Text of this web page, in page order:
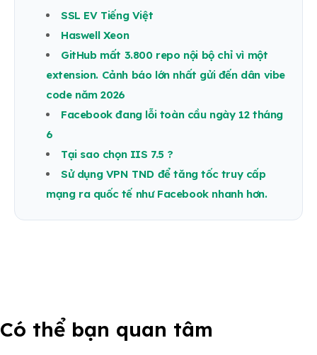
SSL EV Tiếng Việt
Haswell Xeon
GitHub mất 3.800 repo nội bộ chỉ vì một
extension. Cảnh báo lớn nhất gửi đến dân vibe
code năm 2026
Facebook đang lỗi toàn cầu ngày 12 tháng
6
Tại sao chọn IIS 7.5 ?
Sử dụng VPN TND để tăng tốc truy cấp
mạng ra quốc tế như Facebook nhanh hơn.
Có thể bạn quan tâm